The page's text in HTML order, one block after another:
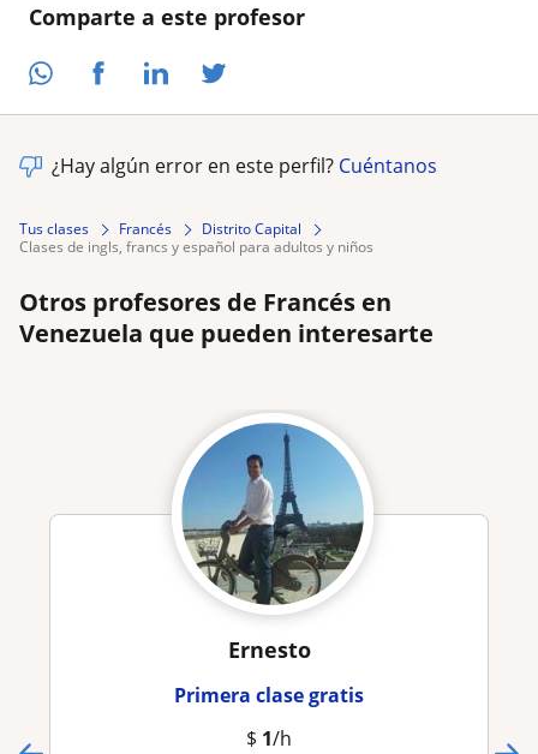
Comparte a este profesor
¿Hay algún error en este perfil? Cuéntanos
Tus clases Francés
Distrito Capital
clases de ingls, francs y español para adultos y niños
Otros profesores de Francés en
Venezuela que pueden interesarte
Ernesto
Primera clase gratis
$ 1/h